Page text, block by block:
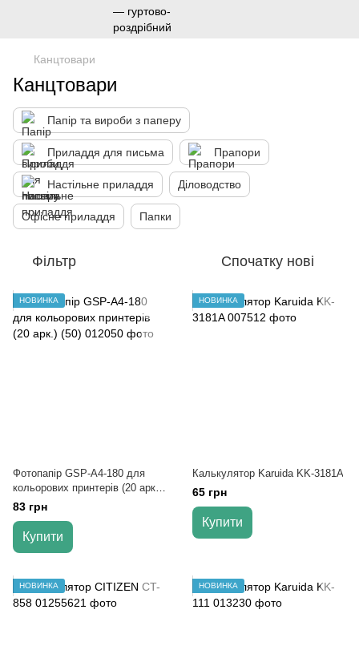
Канцтовари
Канцтовари
Папір та вироби з паперу
Приладдя для письма Прапори
Настільне приладдя Діловодство
Офісне приладдя Папки
Фільтр Спочатку нові
НОВИНКА
Фотопапір GSP-A4-180 для
кольорових принтерів (20 арк.)
(50)
83 грн
Купити
НОВИНКА
Калькулятор Karuida KK-3181A
65 грн
Купити
НОВИНКА НОВИНКА